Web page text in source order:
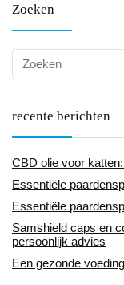
Zoeken
recente berichten
CBD olie voor
Essentiële
Essentiële
Samshield caps en
persoonlijk advies
Een gezonde